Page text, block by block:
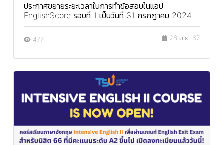
ประกาศขยายระยะเวลาในการทำข้อสอบในแอป
EnglishScore รอบที่ 1 เป็นวันที่ 31 กรกฏาคม 2024
477 28 มิ.ย. 67